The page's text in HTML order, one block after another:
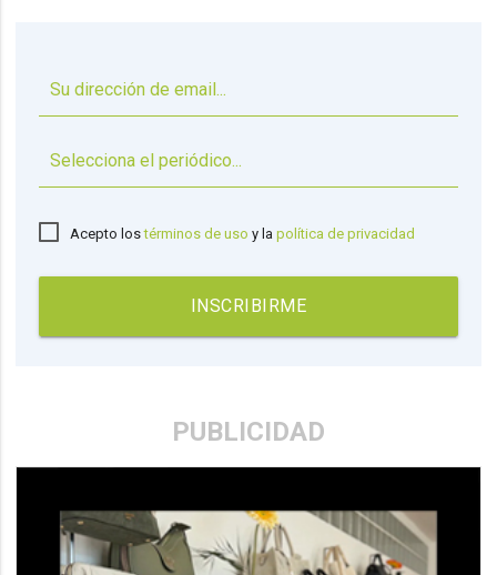
Acepto lostérminos de uso y lapolítica de privacidad
INSCRIBIRME
PUBLICIDAD